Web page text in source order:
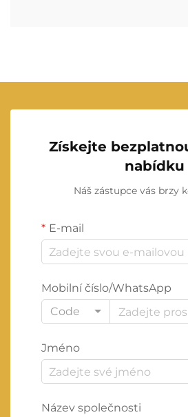
Získejte
nabídku
Náš zástupce vás brzy
E-mail
Mobilní číslo/WhatsApp
Code
Jméno
Název společnosti